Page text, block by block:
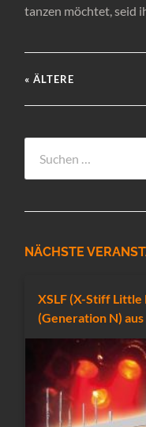
tanzen möchtet, seid
« ÄLTERE
nach:
NÄCHSTE
XSLF (X-Stiff Little
(Generation N)